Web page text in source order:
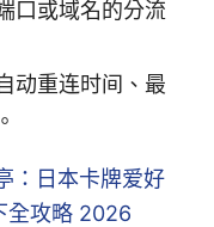
口或域名的分流
动重连时间、最
：日本卡牌爱好
全攻略 2026